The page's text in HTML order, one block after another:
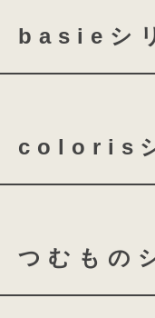
トラディ
coloris エデ
colorisのた
柄。
に描きまし
basieシ
basie
coloris
coloris
つむもの